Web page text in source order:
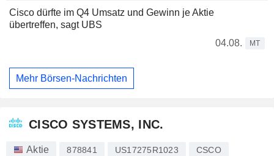
Cisco dürfte im Q4 Umsatz und Gewinn je Aktie
übertreffen, sagt UBS
04.08.
MT
Mehr Börsen-Nachrichten
CISCO SYSTEMS, INC.
Aktie 878841 US17275R1023 CSCO